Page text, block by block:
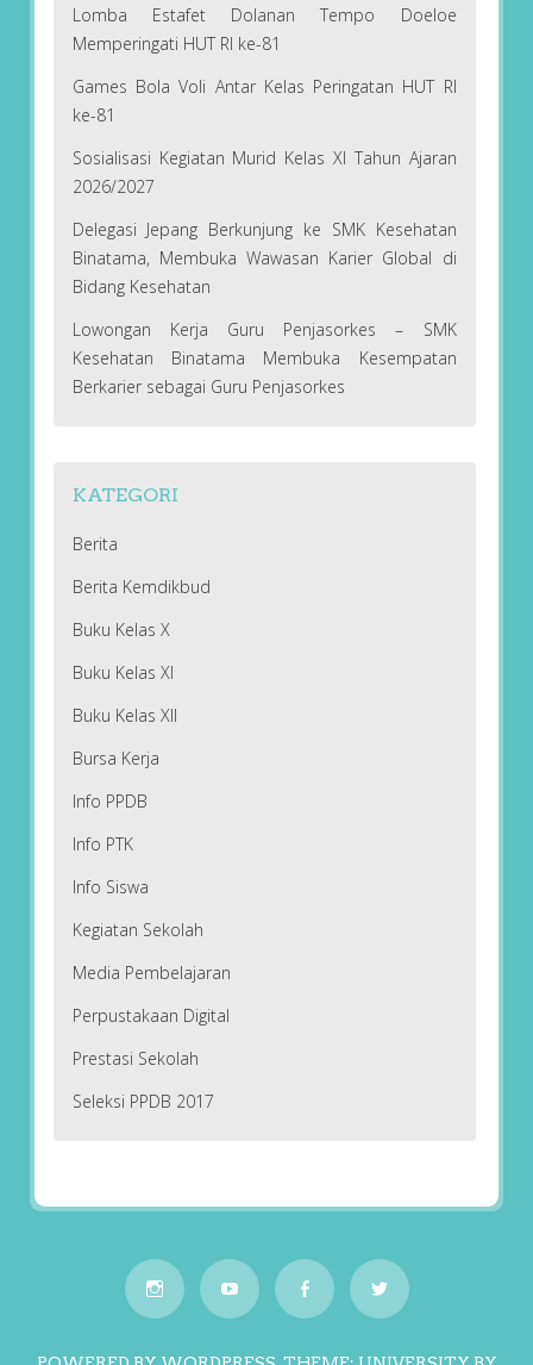
Lomba Estafet Dolanan Tempo Doeloe
Memperingati HUT RI ke-81
Games Bola Voli Antar Kelas Peringatan HUT RI
ke-81
Sosialisasi Kegiatan Murid Kelas XI Tahun Ajaran
2026/2027
Delegasi Jepang Berkunjung ke SMK Kesehatan
Binatama, Membuka Wawasan Karier Global di
Bidang Kesehatan
Lowongan Kerja Guru Penjasorkes – SMK
Kesehatan Binatama Membuka Kesempatan
Berkarier sebagai Guru Penjasorkes
KATEGORI
Berita
Berita Kemdikbud
Buku Kelas X
Buku Kelas XI
Buku Kelas XII
Bursa Kerja
Info PPDB
Info PTK
Info Siswa
Kegiatan Sekolah
Media Pembelajaran
Perpustakaan Digital
Prestasi Sekolah
Seleksi PPDB 2017